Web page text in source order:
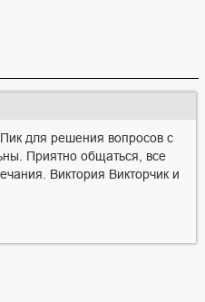
для решения вопросов с
Приятно общаться, все
Виктория Викторчик и